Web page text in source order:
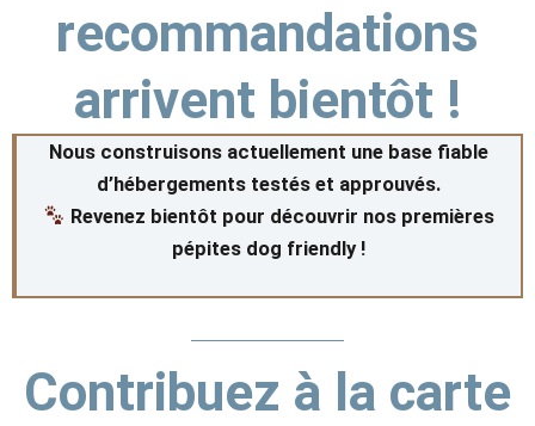
recommandations
arrivent bientôt !
Nous construisons actuellement une base fiable
d’hébergements testés et approuvés.
Revenez bientôt pour découvrir nos premières
pépites dog friendly !
Contribuez à la carte